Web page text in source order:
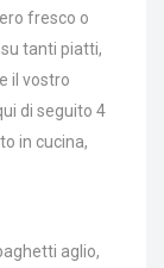
fresco o
tanti piatti,
il vostro
di seguito 4
in cucina,
aglio,